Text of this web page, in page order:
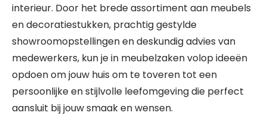
interieur. Door het brede assortiment aan meubels
en decoratiestukken, prachtig gestylde
showroomopstellingen en deskundig advies van
medewerkers, kun je in meubelzaken volop ideeën
opdoen om jouw huis om te toveren tot een
persoonlijke en stijlvolle leefomgeving die perfect
aansluit bij jouw smaak en wensen.